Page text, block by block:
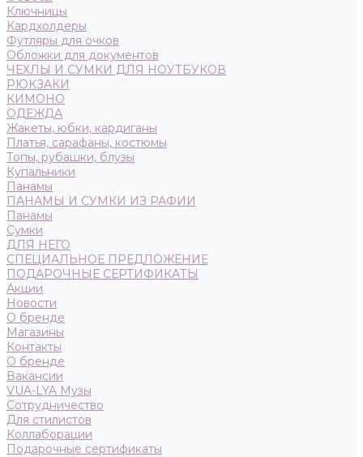
Ключницы
Кардхолдеры
Футляры для очков
Обложки для документов
ЧЕХЛЫ И СУМКИ ДЛЯ НОУТБУКОВ
РЮКЗАКИ
КИМОНО
ОДЕЖДА
Жакеты, юбки, кардиганы
Платья, сарафаны, костюмы
Топы, рубашки, блузы
Купальники
Панамы
ПАНАМЫ И СУМКИ ИЗ РАФИИ
Панамы
Сумки
ДЛЯ НЕГО
СПЕЦИАЛЬНОЕ ПРЕДЛОЖЕНИЕ
ПОДАРОЧНЫЕ СЕРТИФИКАТЫ
Акции
Новости
О бренде
Магазины
Контакты
О бренде
Вакансии
VUA-LYA Музы
Сотрудничество
Для стилистов
Коллаборации
Подарочные сертификаты